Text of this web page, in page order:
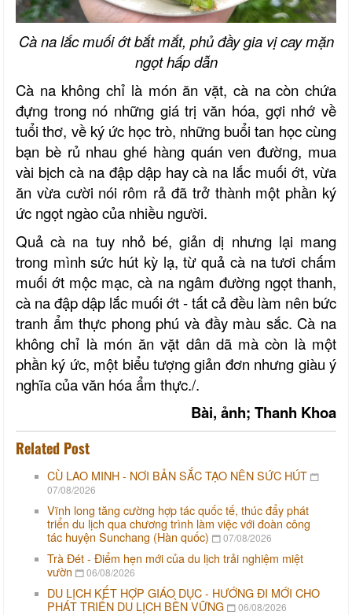
Cà na lắc muối ớt bắt mắt, phủ đầy gia vị cay mặn
ngọt hấp dẫn
Cà na không chỉ là món ăn vặt, cà na còn chứa
đựng trong nó những giá trị văn hóa, gợi nhớ về
tuổi thơ, về ký ức học trò, những buổi tan học cùng
bạn bè rủ nhau ghé hàng quán ven đường, mua
vài bịch cà na đập dập hay cà na lắc muối ớt, vừa
ăn vừa cười nói rôm rả đã trở thành một phần ký
ức ngọt ngào của nhiều người.
Quả cà na tuy nhỏ bé, giản dị nhưng lại mang
trong mình sức hút kỳ lạ, từ quả cà na tươi chấm
muối ớt mộc mạc, cà na ngâm đường ngọt thanh,
cà na đập dập lắc muối ớt - tất cả đều làm nên bức
tranh ẩm thực phong phú và đầy màu sắc. Cà na
không chỉ là món ăn vặt dân dã mà còn là một
phần ký ức, một biểu tượng giản đơn nhưng giàu ý
nghĩa của văn hóa ẩm thực./.
Bài, ảnh; Thanh Khoa
Related Post
CÙ LAO MINH - NƠI BẢN SẮC TẠO NÊN SỨC HÚT
07/08/2026
Vĩnh long tăng cường hợp tác quốc tế, thúc đẩy phát
triển du lịch qua chương trình làm việc với đoàn công
tác huyện Sunchang (Hàn quốc)
07/08/2026
Trà Đét - Điểm hẹn mới của du lịch trải nghiệm miệt
vườn
06/08/2026
DU LỊCH KẾT HỢP GIÁO DỤC - HƯỚNG ĐI MỚI CHO
PHÁT TRIỂN DU LỊCH BỀN VỮNG
06/08/2026